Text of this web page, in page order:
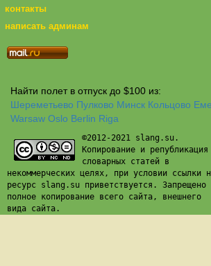
контакты
написать админам
Найти полет в отпуск до $100 из:
Шереметьево Пулково Минск Кольцово
Warsaw Oslo Berlin Riga
©2012-2021 slang.su.
Копирование и републикация
словарных статей в
некоммерческих целях, при условии ссылки
ресурс slang.su приветствуется. Запрещено
полное копирование всего сайта, внешнего
вида сайта.